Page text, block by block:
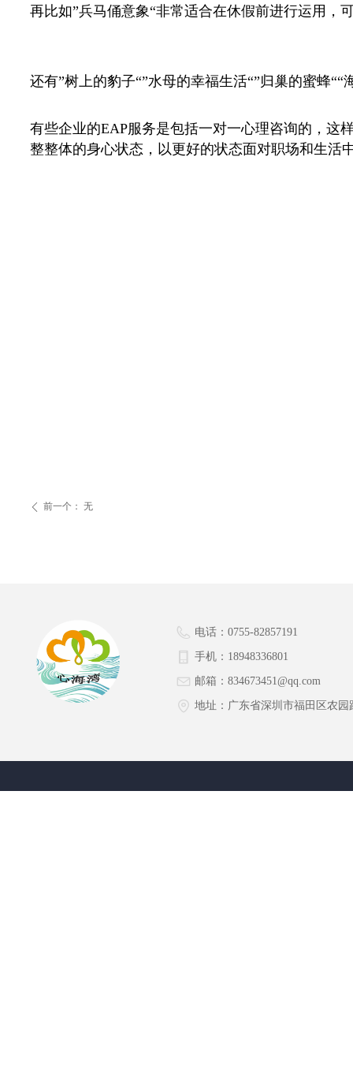
再比如”兵马俑意象“非常适合在休假前进行运用，
还有”树上的豹子“”水母的幸福生活“”归巢的蜜蜂
有些企业的EAP服务是包括一对一心理咨询的，这
整整体的身心状态，以更好的状态面对职场和生活
ꄴ 前一个： 无
电话： 0755-82857191
手机： 18948336801
邮箱： 834673451@qq.com
地址： 广东省深圳市福田区农园